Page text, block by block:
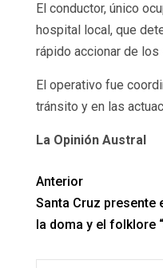
El conductor, único
hospital local, que
rápido accionar de
El operativo fue
tránsito y en las
La Opinión Austral
Anterior
Santa Cruz presente
la doma y el folklore